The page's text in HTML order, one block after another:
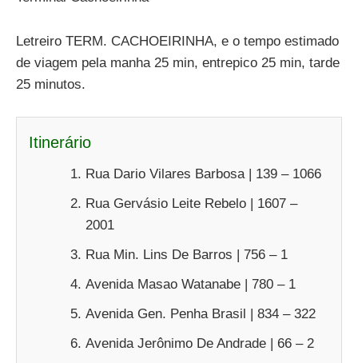
Letreiro TERM. CACHOEIRINHA, e o tempo estimado
de viagem pela manha 25 min, entrepico 25 min, tarde
25 minutos.
Itinerário
Rua Dario Vilares Barbosa | 139 – 1066
Rua Gervásio Leite Rebelo | 1607 –
2001
Rua Min. Lins De Barros | 756 – 1
Avenida Masao Watanabe | 780 – 1
Avenida Gen. Penha Brasil | 834 – 322
Avenida Jerônimo De Andrade | 66 – 2